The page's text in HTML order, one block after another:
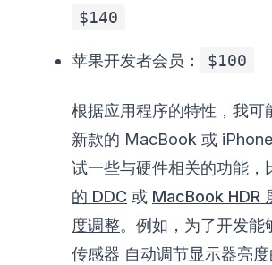
$140
苹果开发者会员： $100
根据应用程序的特性，我可
新款的 MacBook 或
试一些与硬件相关的功能，
的 DDC 或 MacBook HDR
度调整。例如，为了开发能
传感器 自动调节显示器亮